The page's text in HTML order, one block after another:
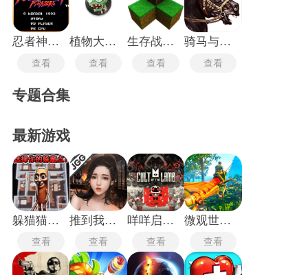
忍者神龟格斗中文版
查看
植物大战僵尸TV触控版
查看
生存战争2.3插件版
查看
骑马与砍杀2中文版
查看
专题合集
最新游戏
躲猫猫行动手机版
查看
推到我总裁
查看
咩咩启示录安卓版
查看
微观世界生存
查看